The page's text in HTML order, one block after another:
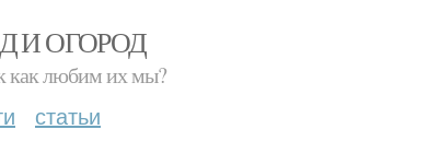
И ОГОРОД
как любим их мы?
статьи